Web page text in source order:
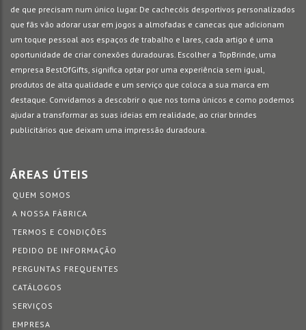
de que precisam num único lugar. De cachecóis desportivos personalizados
que fãs vão adorar usar em jogos a almofadas e canecas que adicionam
um toque pessoal aos espaços de trabalho e lares, cada artigo é uma
oportunidade de criar conexões duradouras. Escolher a TopBrinde, uma
empresa BestOfGifts, significa optar por uma experiência sem igual,
produtos de alta qualidade e um serviço que coloca a sua marca em
destaque. Convidamos a descobrir o que nos torna únicos e como podemos
ajudar a transformar as suas ideias em realidade, ao criar brindes
publicitários que deixam uma impressão duradoura.
ÁREAS ÚTEIS
QUEM SOMOS
A NOSSA FÁBRICA
TERMOS E CONDIÇÕES
PEDIDO DE INFORMAÇÃO
PERGUNTAS FREQUENTES
CATÁLOGOS
SERVIÇOS
EMPRESA